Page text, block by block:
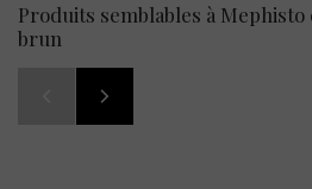
Produits semblables à Mephisto
brun